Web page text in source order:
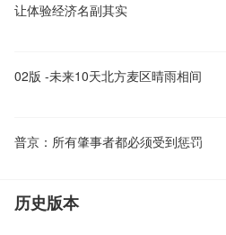
让体验经济名副其实
02版 -未来10天北方麦区晴雨相间
普京：所有肇事者都必须受到惩罚
历史版本